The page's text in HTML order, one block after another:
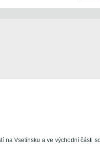
na Vsetínsku a ve východní části